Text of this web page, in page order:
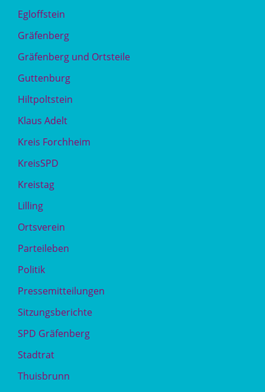
Egloffstein
Gräfenberg
Gräfenberg und Ortsteile
Guttenburg
Hiltpoltstein
Klaus Adelt
Kreis Forchheim
KreisSPD
Kreistag
Lilling
Ortsverein
Parteileben
Politik
Pressemitteilungen
Sitzungsberichte
SPD Gräfenberg
Stadtrat
Thuisbrunn